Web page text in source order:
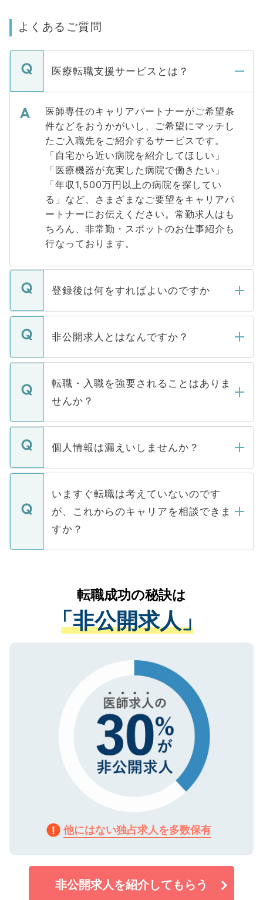
よくあるご質問
医療転職支援サービスとは？
医師専任のキャリアパートナーがご希望条
件などをおうかがいし、ご希望にマッチし
たご入職先をご紹介するサービスです。
「自宅から近い病院を紹介してほしい」
「医療機器が充実した病院で働きたい」
「年収1,500万円以上の病院を探してい
る」など、さまざまなご要望をキャリアパ
ートナーにお伝えください。常勤求人はも
ちろん、非常勤・スポットのお仕事紹介も
行なっております。
登録後は何をすればよいのですか
ご登録いただきましたら、弊社担当者がご
登録内容を確認し、その後メールもしくは
ます。通常、5営業日以内にはご連絡をせて
いただきますので、しばらくお待ちくださ
非公開求人とはなんですか？
マイナビDOCTORで取り扱っている求人の
うち約3割は、Webサイトからご覧いただ
けない「非公開求人」です。非公開求人は
下記の理由によって、一般には公開してい
ません。
■応募殺到を避けるため 人気のある医療機
関を公にしてしまうと、応募が殺到する場
に、医療機関が求める条件に合った人材の
みを人材紹介会社に依頼するケースが増え
ています。
転職・入職を強要されることはありま
せんか？
転職・入職を強要することは一切ありませ
ん。また、仮に応募先から内定をいただい
定を承諾する必要はありません。内定先へ
の辞退の連絡はキャリアパートナーが行い
個人情報は漏えいしませんか？
個人情報が漏えいすることはありませんの
で、ご安心ください。当サイトからの登録
などで収集したご登録者様の個人情報は、
ご本人のキャリアアップおよび転職活動の
支援を目的に使用いたします。お預かりし
ているすべての個人データはご本人の許可
は、個人情報の取り扱いについての厳密な
管理基準を満たした事業者のみに付与され
る、プライバシーマークを取得済みです。
で、機密保持に関してもご安心ください。
いますぐ転職は考えていないのです
が、これからのキャリアを相談できま
すか？
かがいして、現在の医療機関の状況や紹介
経験をまじえながら、適切なアドバイスを
させていただきます。すぐにご転職をされ
ない方には、長期的なサポートが可能です
ので、まずはご登録ください。
転職成功の秘訣は
「非公開求人」
他にはない独占求人を多数保有
非公開求人を紹介してもらう